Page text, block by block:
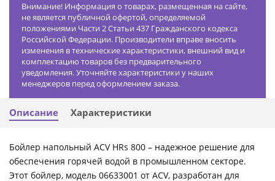
Внимание! Информация о товарах, размещенная на сайте,
не является публичной офертой, определяемой
положениями Части 2 Статьи 437 Гражданского кодекса
Российской Федерации. Производители вправе вносить
изменения в технические характеристики, внешний вид и
комплектацию товаров без предварительного
уведомления. Уточняйте характеристики у наших
менеджеров перед оформлением заказа.
Описание Характеристики
Бойлер напольный ACV HRs 800 – надежное решение для
обеспечения горячей водой в промышленном секторе.
Этот бойлер, модель 06633001 от ACV, разработан для